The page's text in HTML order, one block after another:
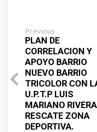
Previous
PLAN DE
CORRELACION Y
APOYO BARRIO
NUEVO BARRIO
TRICOLOR CON
U.P.T.P LUIS
MARIANO RIVERA
RESCATE ZONA
DEPORTIVA.